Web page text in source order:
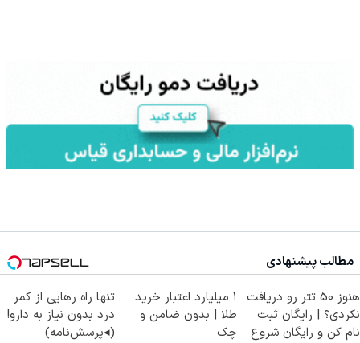
مطالب پیشنهادی
هنوز 50 تتر رو دریافت
نکردی؟ | رایگان ثبت
نام کن و رایگان شروع
۱ میلیارد اعتبار خرید
طلا | بدون ضامن و
چک
تنها راه رهایی از کمر
درد بدون نیاز به دارو!
(◂پرسش‌نامه)